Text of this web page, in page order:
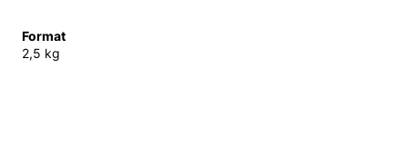
Format
2,5 kg